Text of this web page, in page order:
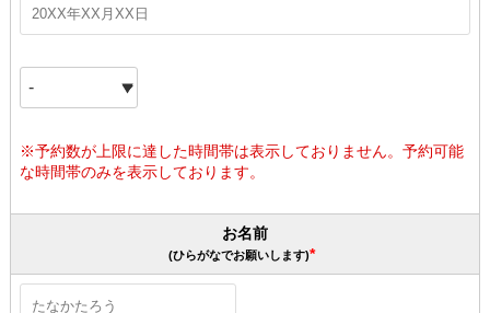
※予約数が上限に達した時間帯は表示しておりません。予約可能
な時間帯のみを表示しております。
お名前
(ひらがなでお願いします)